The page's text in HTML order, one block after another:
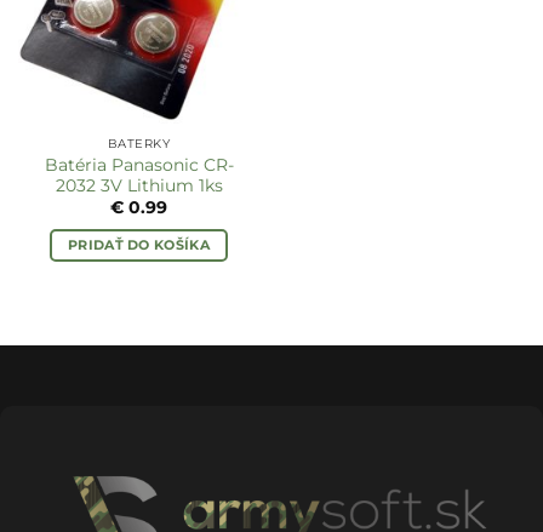
BATERKY
Batéria Panasonic CR-
2032 3V Lithium 1ks
€ 0.99
PRIDAŤ DO KOŠÍKA